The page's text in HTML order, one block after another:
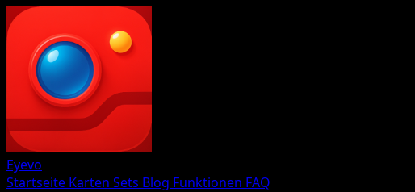
Eyevo
Startseite Karten Sets Blog Funktionen FAQ